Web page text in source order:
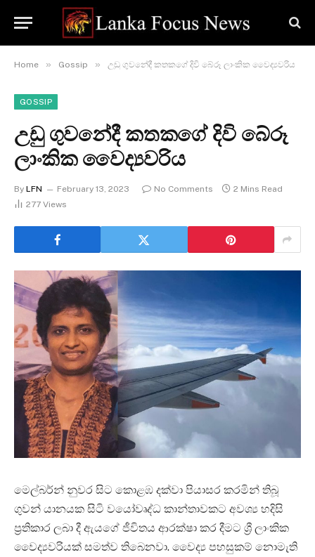
Home » Gossip » උඩු ගුවනේදී කතකගේ දිවි බේරූ ලාංකික වෛද්‍යවරිය
GOSSIP
උඩු ගුවනේදී කතකගේ දිවි බේරූ
ලාංකික වෛද්‍යවරිය
By LFN February 13, 2023 No Comments
2 Mins Read
277 Views
මෙල්බර්න් නුවර සිට කොළඹ දක්වා පියාසර කරමින් තිබූ
ගුවන් යානයක සිටි වයෝවෘද්ධ කාන්තාවකට අවශ්‍ය හදිසි
ප්‍රතිකාර ලබා දී ඇයගේ ජීවිතය ආරක්ෂා කර දීමට ශ්‍රී ලාංකික
වෛද්‍යවරියක් සමත්ව තිබෙනවා. වෛද්‍ය පහසුකම් නොමැති